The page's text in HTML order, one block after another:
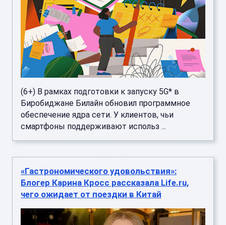
(6+) В рамках подготовки к запуску 5G* в
Биробиджане Билайн обновил программное
обеспечение ядра сети. У клиентов, чьи
смартфоны поддерживают использ ...
«Гастрономического удовольствия»:
Блогер Карина Кросс рассказала Life.ru,
чего ожидает от поездки в Китай